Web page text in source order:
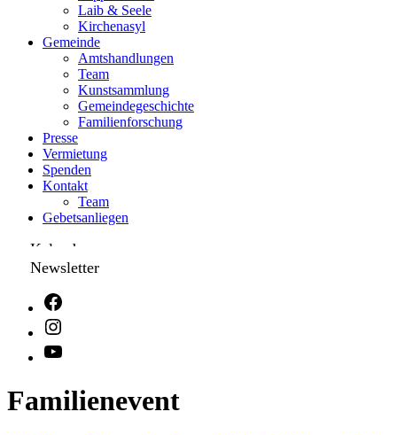
Laib & Seele
Kirchenasyl
Gemeinde
Amtshandlungen
Team
Kunstsammlung
Gemeindegeschichte
Familienforschung
Presse
Vermietung
Spenden
Kontakt
Team
Gebetsanliegen
Kalender
Newsletter
Familienevent